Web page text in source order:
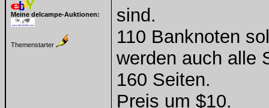
Meine delcampe-Auktionen:
Themenstarter
sind.
110 Banknoten
werden auch alle
160 Seiten.
Preis um $10.